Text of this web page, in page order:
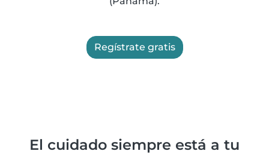
Regístrate gratis
El cuidado siempre está a tu